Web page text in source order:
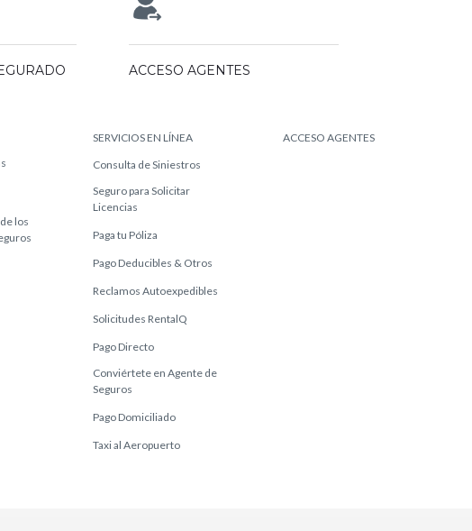
ACCESO AGENTES
los
SERVICIOS EN LÍNEA
Consulta de Siniestros
Seguro para Solicitar
Licencias
Paga tu Póliza
Pago Deducibles & Otros
Reclamos Autoexpedibles
Solicitudes RentalQ
Pago Directo
Conviértete en Agente de
Seguros
Pago Domiciliado
Taxi al Aeropuerto
ACCESO AGENTES